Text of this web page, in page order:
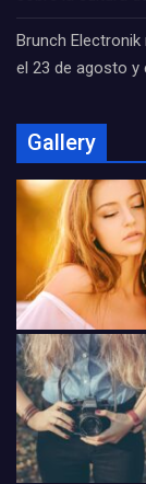
Brunch
el 23 de agosto y
Gallery